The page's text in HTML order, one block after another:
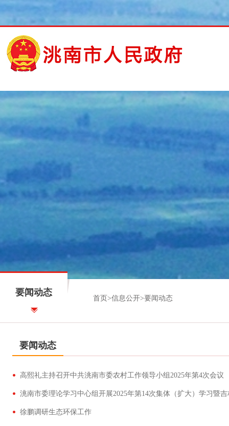
要闻动态
首页 >信息公开>要闻动态
要闻动态
高熙礼主持召开中共洮南市委农村工作领导小组2025年第4次会议
徐鹏调研生态环保工作